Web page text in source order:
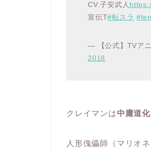
CV.子安武人
宣伝T#転スラ
— 【公式】TVア
2018
クレイマンは中庸道
人形傀儡師（マリオ